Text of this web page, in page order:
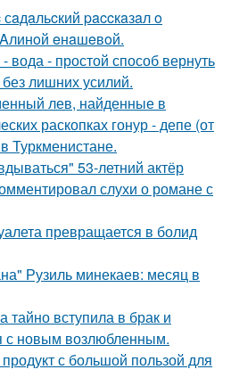
paccкaзaл o
eнaшeвoй.
- простой способ вернуть
без лишних усилий.
лев, найденные в
раскопках гонур - депе (от
Туркменистане.
53-летний актёр
слухи о романе с
превращается в болид
Рузиль минекаев: месяц в
вступила в брак и
с новым возлюбленным.
с большой пользой для